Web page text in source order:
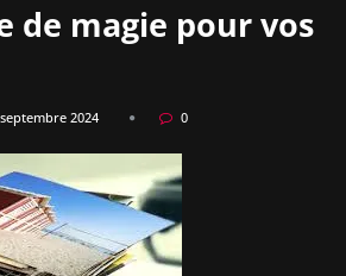
de magie pour vos
2024 0